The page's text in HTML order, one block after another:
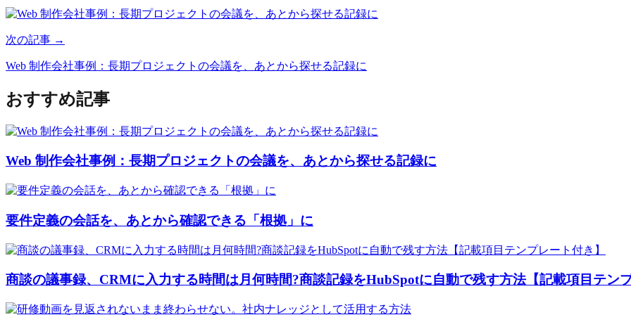
次の記事 →
Web 制作会社事例：長期プロジェクトの会議を、あとから探せる記録に
おすすめ記事
Web 制作会社事例：長期プロジェクトの会議を、あとから探せる記録に
要件定義の会話を、あとから確認できる「根拠」に
商談の議事録、CRMに入力する時間は月何時間?商談記録をHubSpotに自動で残す方法【記載項目テンプ